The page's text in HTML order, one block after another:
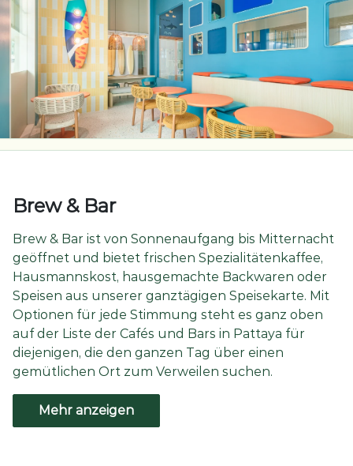
Brew & Bar
Brew & Bar ist von Sonnenaufgang bis Mitternacht
geöffnet und bietet frischen Spezialitätenkaffee,
Hausmannskost, hausgemachte Backwaren oder
Speisen aus unserer ganztägigen Speisekarte. Mit
Optionen für jede Stimmung steht es ganz oben
auf der Liste der Cafés und Bars in Pattaya für
diejenigen, die den ganzen Tag über einen
gemütlichen Ort zum Verweilen suchen.
Mehr anzeigen